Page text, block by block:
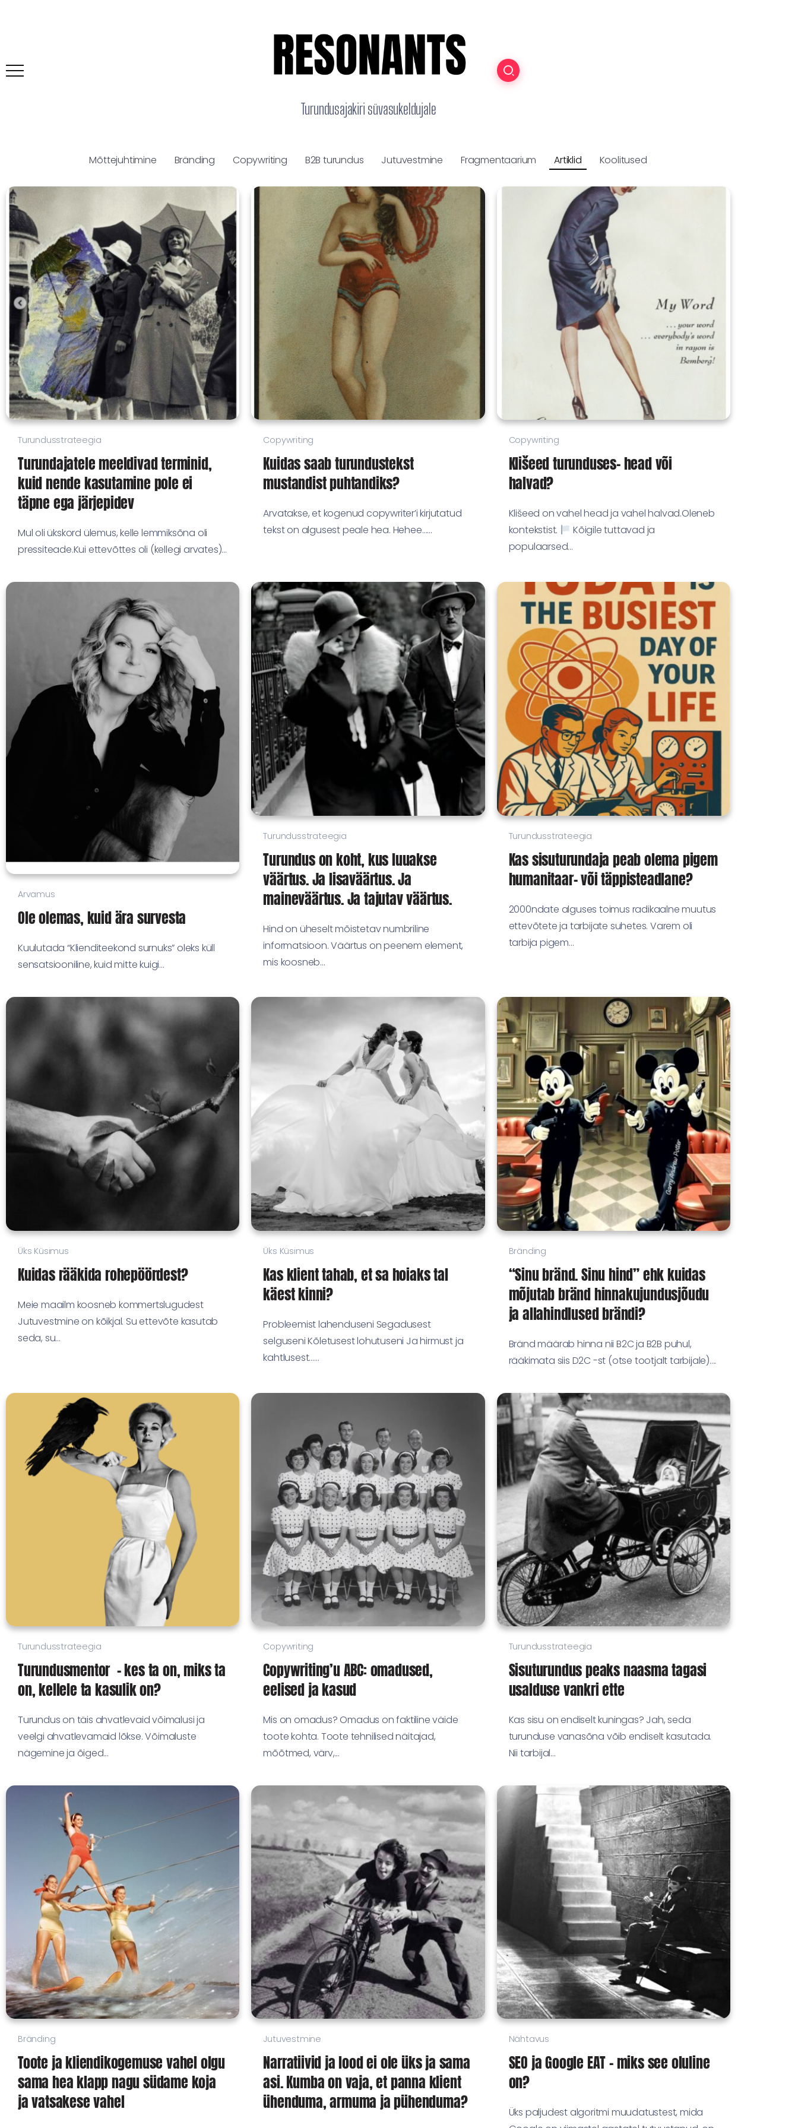
Turundusajakiri süvasukeldujale
Mõttejuhtimine Bränding Copywriting B2B turundus Jutuvestmine Fragmentaarium Artiklid Koolitused
Turundusstrateegia
Turundajatele meeldivad terminid,
kuid nende kasutamine pole ei
täpne ega järjepidev
Mul oli ükskord ülemus, kelle lemmiksõna oli
pressiteade.Kui ettevõttes oli (kellegi arvates)...
Copywriting
Kuidas saab turundustekst
mustandist puhtandiks?
Arvatakse, et kogenud copywriter’i kirjutatud
tekst on algusest peale hea. Hehee…...
Copywriting
Klišeed turunduses- head või
halvad?
Klišeed on vahel head ja vahel halvad.Oleneb
kontekstist.
Kõigile tuttavad ja
populaarsed...
Arvamus
Ole olemas, kuid ära survesta
Kuulutada “Klienditeekond surnuks” oleks küll
sensatsiooniline, kuid mitte kuigi...
Turundusstrateegia
Turundus on koht, kus luuakse
väärtus. Ja lisaväärtus. Ja
maineväärtus. Ja tajutav väärtus.
Hind on üheselt mõistetav numbriline
informatsioon. Väärtus on peenem element,
mis koosneb...
Turundusstrateegia
Kas sisuturundaja peab olema pigem
humanitaar- või täppisteadlane?
2000ndate alguses toimus radikaalne muutus
ettevõtete ja tarbijate suhetes. Varem oli
tarbija pigem...
Üks Küsimus
Kuidas rääkida rohepöördest?
Meie maailm koosneb kommertslugudest
Jutuvestmine on kõikjal. Su ettevõte kasutab
seda, su...
Üks Küsimus
Kas klient tahab, et sa hoiaks tal
käest kinni?
Probleemist lahenduseni Segadusest
selguseni Kõletusest lohutuseni Ja hirmust ja
kahtlusest…...
Bränding
“Sinu bränd. Sinu hind” ehk kuidas
mõjutab bränd hinnakujundusjõudu
ja allahindlused brändi?
Bränd määrab hinna nii B2C ja B2B puhul,
rääkimata siis D2C -st (otse tootjalt tarbijale)....
Turundusstrateegia
Turundusmentor – kes ta on, miks ta
on, kellele ta kasulik on?
Turundus on täis ahvatlevaid võimalusi ja
veelgi ahvatlevamaid lõkse. Võimaluste
nägemine ja õiged...
Copywriting
Copywriting’u ABC: omadused,
eelised ja kasud
Mis on omadus? Omadus on faktiline väide
toote kohta. Toote tehnilised näitajad,
mõõtmed, värv,...
Turundusstrateegia
Sisuturundus peaks naasma tagasi
usalduse vankri ette
Kas sisu on endiselt kuningas? Jah, seda
turunduse vanasõna võib endiselt kasutada.
Nii tarbijal...
Bränding
Toote ja kliendikogemuse vahel olgu
sama hea klapp nagu südame koja
ja vatsakese vahel
Jutuvestmine
Narratiivid ja lood ei ole üks ja sama
asi. Kumba on vaja, et panna klient
ühenduma, armuma ja pühenduma?
Nähtavus
SEO ja Google EAT – miks see oluline
on?
Üks paljudest algoritmi muudatustest, mida